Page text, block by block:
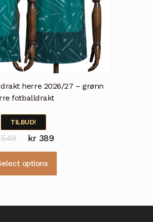
herre 2026/27 – grønn
fotballdrakt
TILBUD!
Opprinnelig
pris
var:
kr389Nåværende
pris
options
varianter.